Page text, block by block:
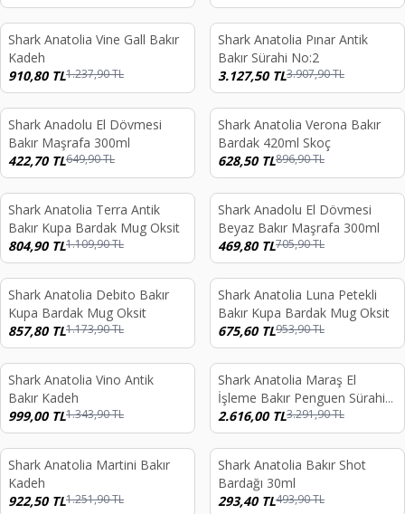
%26
Shark Anatolia Vine Gall Bakır
Kadeh
910,80TL1.237,90TL
%20
Shark Anatolia Pınar Antik
Bakır Sürahi No:2
3.127,50TL3.907,90TL
%35
Shark Anadolu El Dövmesi
Bakır Maşrafa 300ml
422,70TL649,90TL
%30
Shark Anatolia Verona Bakır
Bardak 420ml Skoç
628,50TL896,90TL
%27
Shark Anatolia Terra Antik
Bakır Kupa Bardak Mug Oksit
804,90TL1.109,90TL
%33
Shark Anadolu El Dövmesi
Beyaz Bakır Maşrafa 300ml
469,80TL705,90TL
%27
Shark Anatolia Debito Bakır
Kupa Bardak Mug Oksit
857,80TL1.173,90TL
%29
Shark Anatolia Luna Petekli
Bakır Kupa Bardak Mug Oksit
675,60TL953,90TL
%26
Shark Anatolia Vino Antik
Bakır Kadeh
999,00TL1.343,90TL
%21
Shark Anatolia Maraş El
İşleme Bakır Penguen Sürahi
No:2 Oksit
2.616,00TL3.291,90TL
%26
Shark Anatolia Martini Bakır
Kadeh
922,50TL1.251,90TL
%41
Shark Anatolia Bakır Shot
Bardağı 30ml
293,40TL493,90TL